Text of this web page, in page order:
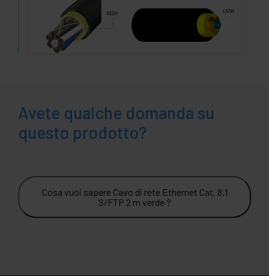
Avete qualche domanda su
questo prodotto?
Cosa vuoi sapere Cavo di rete Ethernet Cat. 8.1
S/FTP 2 m verde ?